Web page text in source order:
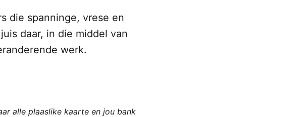
die spanninge, vrese en
daar, in die middel van
werk.
alle plaaslike kaarte en jou bank